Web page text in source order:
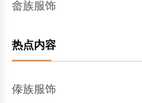
畲族服饰
热点内容
傣族服饰